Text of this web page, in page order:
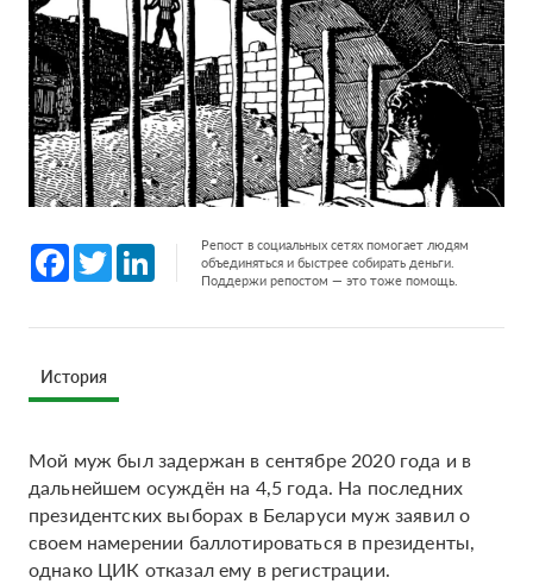
Facebook
Twitter LinkedInРепост в социальных сетях помогает людям
объединяться и быстрее собирать деньги.
Поддержи репостом — это тоже помощь.
История
Мой муж был задержан в сентябре 2020 года и в
дальнейшем осуждён на 4,5 года. На последних
президентских выборах в Беларуси муж заявил о
своем намерении баллотироваться в президенты,
однако ЦИК отказал ему в регистрации.